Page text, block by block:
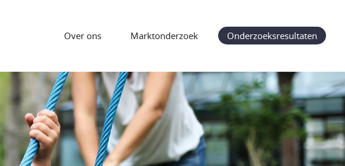
Over ons Marktonderzoek Onderzoeksresultaten